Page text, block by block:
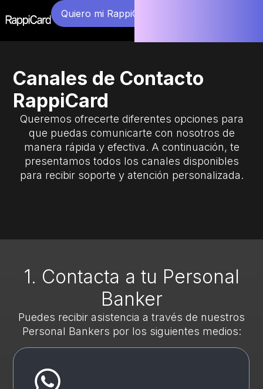
Quiero mi RappiCard
Canales de Contacto
RappiCard
Queremos ofrecerte diferentes opciones para
que puedas comunicarte con nosotros de
manera rápida y efectiva. A continuación, te
presentamos todos los canales disponibles
para recibir soporte y atención personalizada.
1. Contacta a tu Personal
Banker
Puedes recibir asistencia a través de nuestros
Personal Bankers por los siguientes medios: